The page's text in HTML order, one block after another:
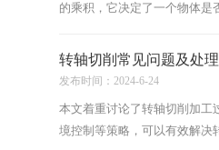
式服务官网 优势
的乘积，它决定了一个物体是
转轴切削常见问题及处
发布时间：2024-6-24
本文着重讨论了转轴切削加工
境控制等策略，可以有效解决